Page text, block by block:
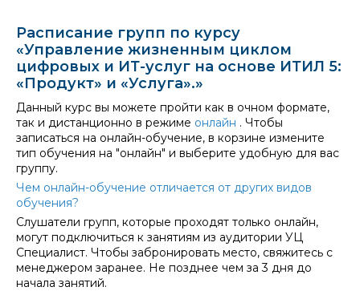
Расписание групп по курсу
«Управление жизненным циклом
цифровых и ИТ-услуг на основе ИТИЛ 5:
«Продукт» и «Услуга».»
Данный курс вы можете пройти как в очном формате,
так и дистанционно в режиме онлайн . Чтобы
записаться на онлайн-обучение, в корзине измените
тип обучения на "онлайн" и выберите удобную для вас
группу.
Чем онлайн-обучение отличается от других видов
обучения?
Слушатели групп, которые проходят только онлайн,
могут подключиться к занятиям из аудитории УЦ
Специалист. Чтобы забронировать место, свяжитесь с
менеджером заранее. Не позднее чем за 3 дня до
начала занятий.